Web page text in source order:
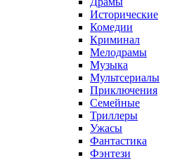
Исторические
Комедии
Криминал
Мелодрамы
Музыка
Мультсериалы
Приключения
Семейные
Триллеры
Ужасы
Фантастика
Фэнтези